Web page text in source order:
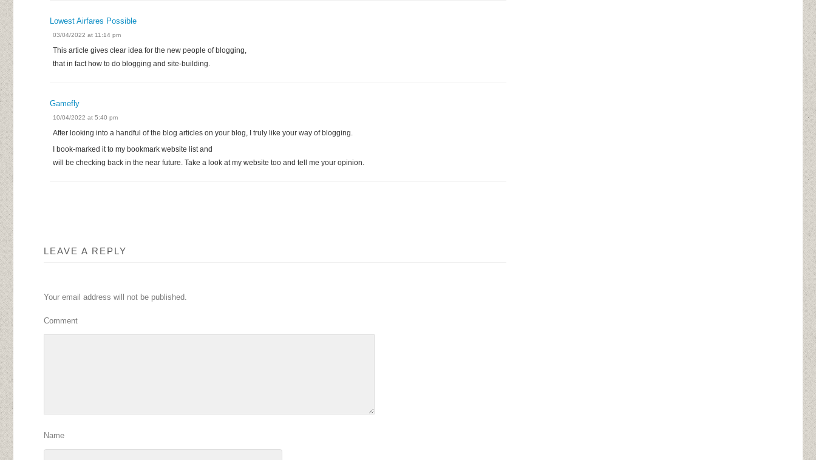
Lowest Airfares Possible
03/04/2022 at 11:14 pm
This article gives clear idea for the new people of blogging,
that in fact how to do blogging and site-building.
Gamefly
10/04/2022 at 5:40 pm
After looking into a handful of the blog articles on your blog, I truly like your way of blogging.
I book-marked it to my bookmark website list and
will be checking back in the near future. Take a look at my website too and tell me your opinion.
LEAVE A REPLY
Your email address will not be published.
Comment
Name